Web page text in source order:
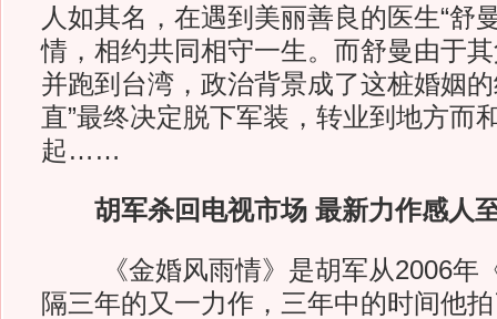
人如其名，在遇到美丽善良的医生“舒
情，相约共同相守一生。而舒曼由于
并跑到台湾，政治背景成了这桩婚姻
直”最终决定脱下军装，转业到地方而
起……
胡军杀回电视市场 最新力作感人
《金婚风雨情》是胡军从2006年
隔三年的又一力作，三年中的时间他